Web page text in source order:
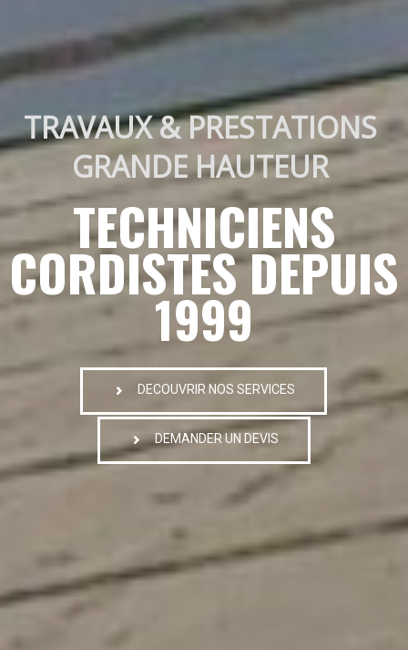
TRAVAUX & PRESTATIONS
GRANDE HAUTEUR
TECHNICIENS
CORDISTES DEPUIS
1999
DECOUVRIR NOS SERVICES
DEMANDER UN DEVIS